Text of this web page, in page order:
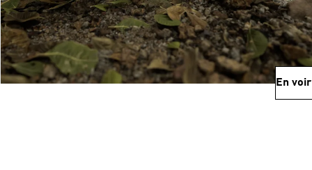
En